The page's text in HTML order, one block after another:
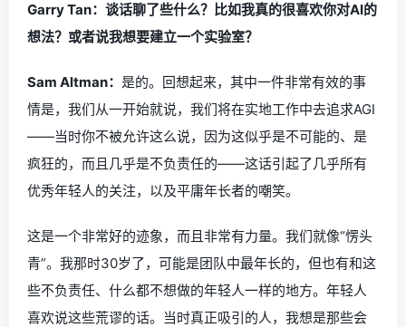
Garry Tan：谈话聊了些什么？比如我真的很喜欢你对AI的
想法？或者说我想要建立一个实验室？
Sam Altman： 是的。回想起来，其中一件非常有效的事
情是，我们从一开始就说，我们将在实地工作中去追求AGI
——当时你不被允许这么说，因为这似乎是不可能的、是
疯狂的，而且几乎是不负责任的——这话引起了几乎所有
优秀年轻人的关注，以及平庸年长者的嘲笑。
这是一个非常好的迹象，而且非常有力量。我们就像“愣头
青”。我那时30岁了，可能是团队中最年长的，但也有和这
些不负责任、什么都不想做的年轻人一样的地方。年轻人
喜欢说这些荒谬的话。当时真正吸引的人，我想是那些会